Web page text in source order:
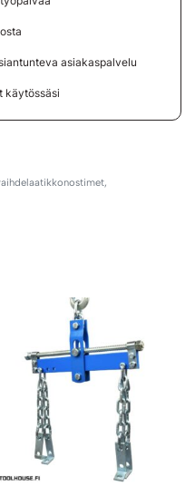
asiakaspalvelu
käytössäsi
,